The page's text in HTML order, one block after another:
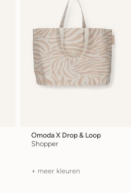
Omoda X Drop & Loop
Shopper
+ meer kleuren